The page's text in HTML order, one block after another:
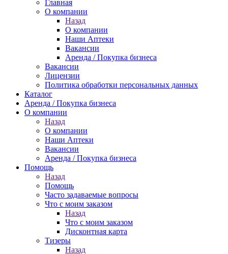
Главная
О компании
Назад
О компании
Наши Аптеки
Вакансии
Аренда / Покупка бизнеса
Вакансии
Лицензии
Политика обработки персональных данных
Каталог
Аренда / Покупка бизнеса
О компании
Назад
О компании
Наши Аптеки
Вакансии
Аренда / Покупка бизнеса
Помощь
Назад
Помощь
Часто задаваемые вопросы
Что с моим заказом
Назад
Что с моим заказом
Дисконтная карта
Тизеры
Назад